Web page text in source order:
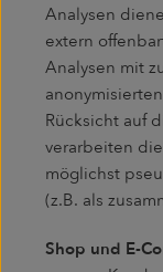
Analysen
extern
Analysen mit
Rücksicht auf
verarbeiten
möglichst
(z.B. als
Shop und E-